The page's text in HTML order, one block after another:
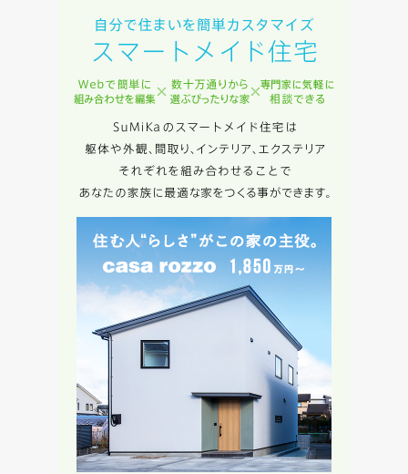
入力内容を送信する
キャンセル